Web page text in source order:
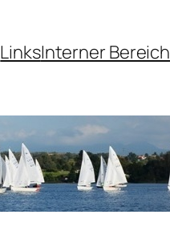
LinksInterner Bereich